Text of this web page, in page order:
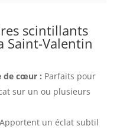
scintillants
Saint-Valentin
de cœur : Parfaits pour
sur un ou plusieurs
Apportent un éclat subtil